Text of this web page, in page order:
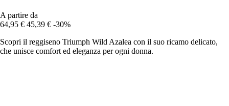
A partire da
64,95 € 45,39 € -30%
Scopri il reggiseno Triumph Wild Azalea con il suo ricamo delicato,
che unisce comfort ed eleganza per ogni donna.